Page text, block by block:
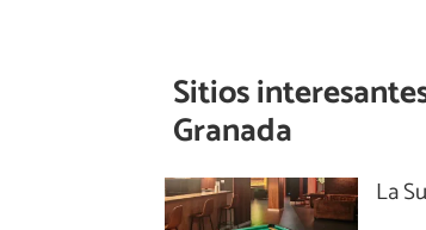
Sitios
Granada
La